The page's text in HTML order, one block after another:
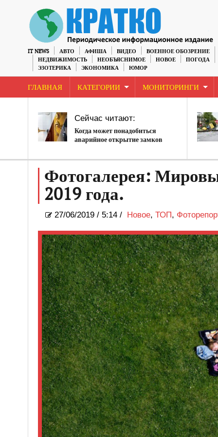
IT NEWS АВТО АФИША ВИДЕО
ВОЕННОЕ ОБОЗРЕНИЕ
НЕДВИЖИМОСТЬ
НЕОБЪЯСНИМОЕ НОВОЕ
ПОГОДА
ЭЗОТЕРИКА
ЭКОНОМИКА ЮМОР
ГЛАВНАЯ КАТЕГОРИИ МОНИТОРИНГИ
Сейчас читают:
Когда может понадобиться
аварийное открытие замков
Фотогалерея:
2019 года.
27/06/2019/ 5:14 / Новое, ТОП,